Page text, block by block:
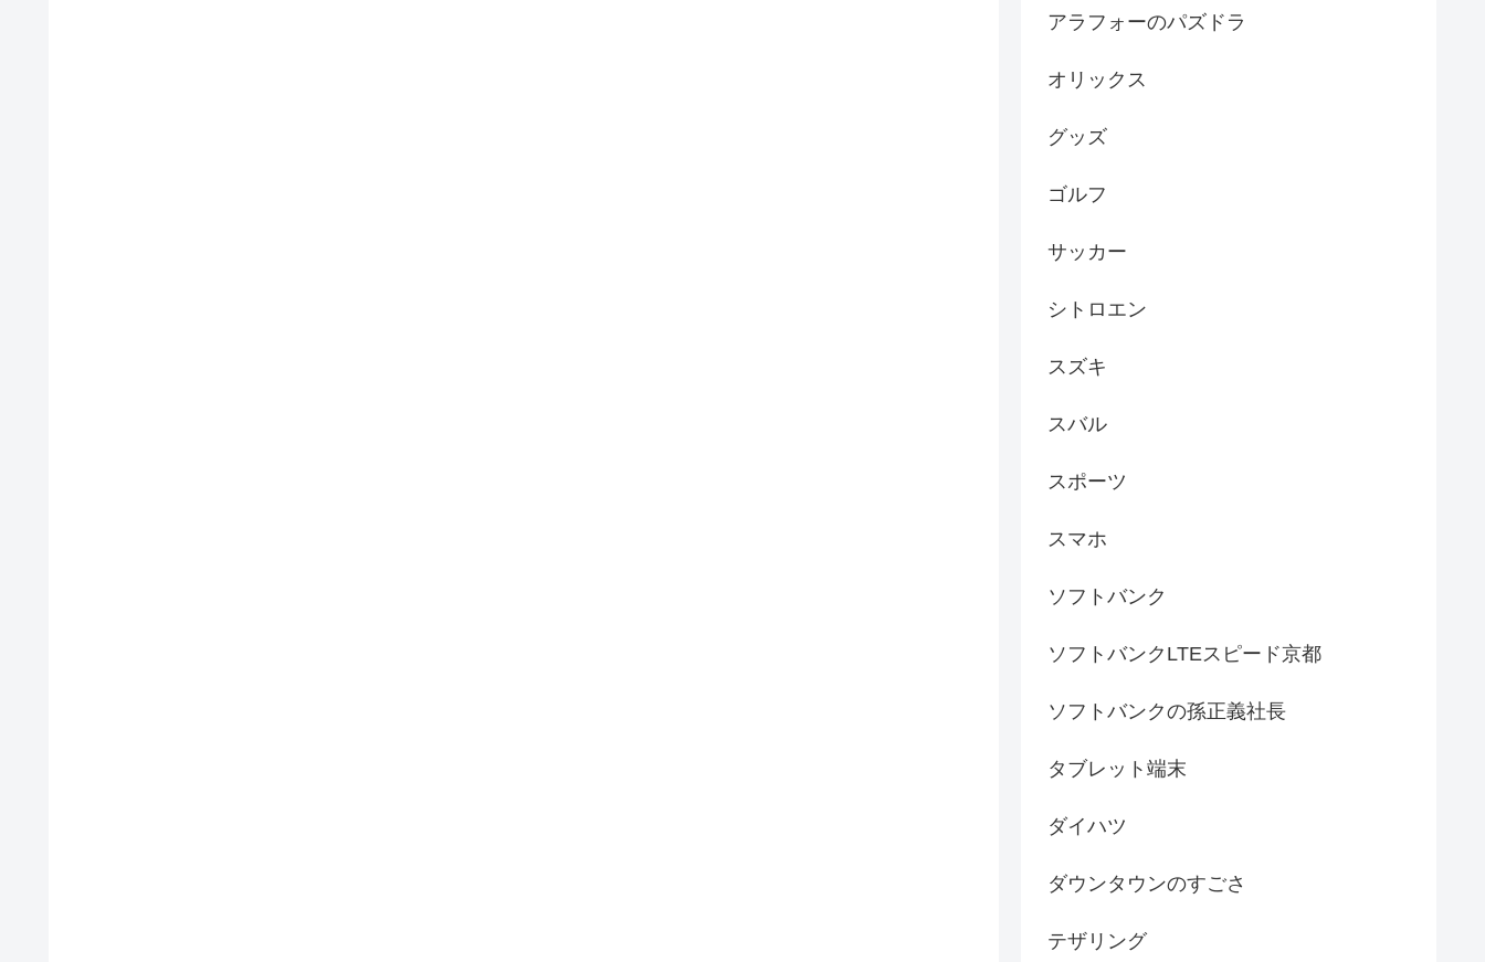
アラフォーのパズドラ
オリックス
グッズ
ゴルフ
サッカー
シトロエン
スズキ
スバル
スポーツ
スマホ
ソフトバンク
ソフトバンクLTEスピード京都
ソフトバンクの孫正義社長
タブレット端末
ダイハツ
ダウンタウンのすごさ
テザリング